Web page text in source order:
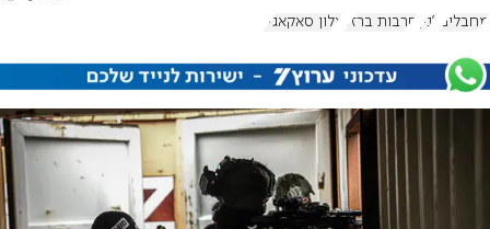
מחבלים ג'נין חרבות ברזל אלון סאקאג'יו